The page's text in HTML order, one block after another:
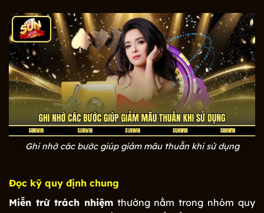
Ghi nhớ các bước giúp giảm mâu thuẫn khi sử dụng
Đọc kỹ quy định chung
Miễn trừ trách nhiệmthường nằm trong nhóm quy